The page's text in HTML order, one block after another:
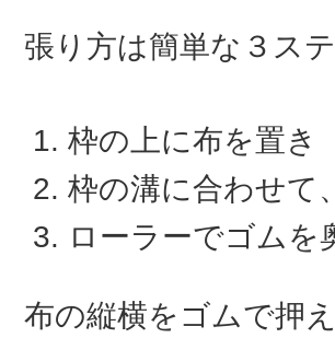
張り方は簡単な３ステ
枠の上に布を置き
枠の溝に合わせて
ローラーでゴムを
布の縦横をゴムで押